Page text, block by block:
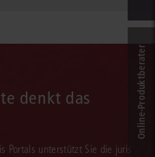
denkt das
Portals unterstützt Sie die juris
Online-Produkt­berater